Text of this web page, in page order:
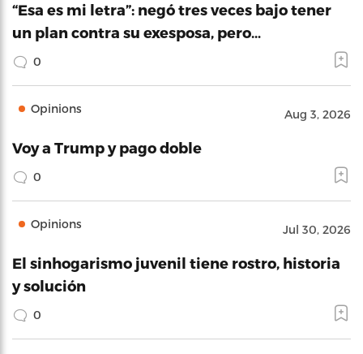
“Esa es mi letra”: negó tres veces bajo tener
un plan contra su exesposa, pero…
0
Opinions Aug 3, 2026
Voy a Trump y pago doble
0
Opinions Jul 30, 2026
El sinhogarismo juvenil tiene rostro, historia
y solución
0